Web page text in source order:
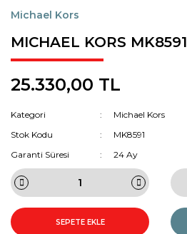
Michael Kors
MICHAEL KORS MK8591
25.330,00 TL
Kategori
Michael Kors
Stok Kodu
MK8591
Garanti Süresi
24 Ay
SEPETE EKLE